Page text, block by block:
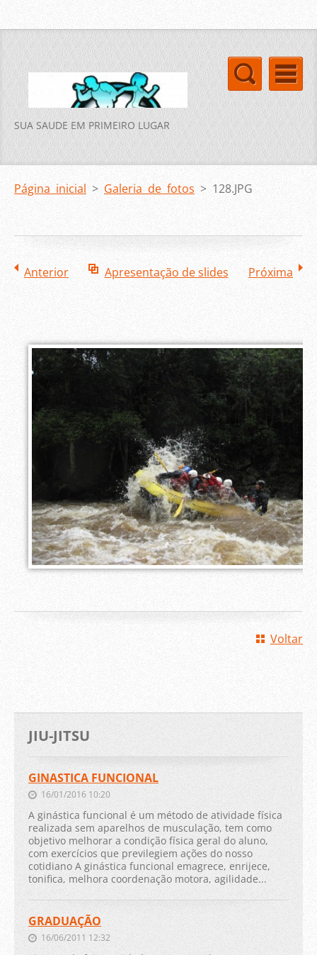
SUA SAUDE EM PRIMEIRO LUGAR
Página inicial > Galeria de fotos > 128.JPG
Anterior Apresentação de slides Próxima
Voltar
JIU-JITSU
GINASTICA FUNCIONAL
16/01/2016 10:20
A ginástica funcional é um método de atividade física
realizada sem aparelhos de musculação, tem como
objetivo melhorar a condição física geral do aluno,
com exercícios que previlegiem ações do nosso
cotidiano A ginástica funcional emagrece, enrijece,
tonifica, melhora coordenação motora, agilidade...
GRADUAÇÃO
16/06/2011 12:32